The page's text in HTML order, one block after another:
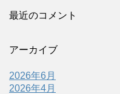
最近のコメント
アーカイブ
2026年6月
2026年4月